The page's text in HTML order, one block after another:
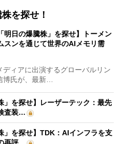
を探せ！
明日の爆騰株」を探せ】トーメン
スンを通じて世界のAIメモリ需
ィアに出演するグローバルリン
博氏が、最新…
」を探せ】レーザーテック：最先
査装…
」を探せ】TDK：AIインフラを支